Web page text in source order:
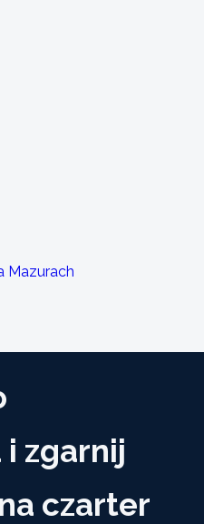
Mazurach
zgarnij
na czarter